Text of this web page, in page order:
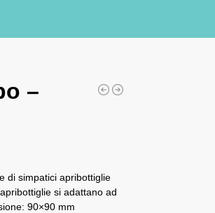
–
di simpatici apribottiglie
si adattano ad
90×90 mm